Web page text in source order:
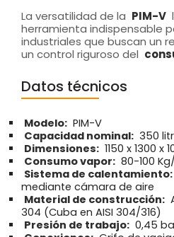
La versatilidad de la PIM-V
herramienta indispensable
industriales que buscan un
un control riguroso del
Datos técnicos
Modelo: PIM-V
Capacidad nominal: 350
Dimensiones: 1150 x 1300 x
Consumo vapor: 80-100
Sistema de calentamiento:
mediante cámara de aire
Material de construcción:
304 (Cuba en AISI 304/316)
Presión de trabajo: 0,45